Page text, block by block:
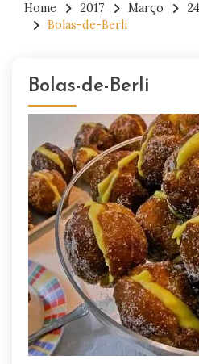
Home 2017 Março 24
Bolas-de-Berli
Bolas-de-Berli